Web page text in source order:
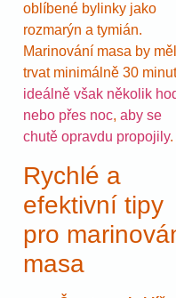
oblíbené bylinky jako
rozmarýn a tymián.
Marinování masa by
trvat minimálně 30
ideálně však několik
nebo přes noc, aby se
chutě opravdu propojily.
Rychlé a
efektivní tipy
pro
masa